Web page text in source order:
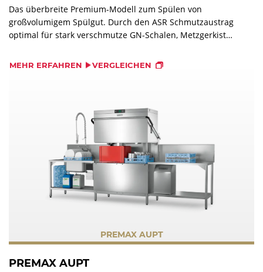
Das überbreite Premium-Modell zum Spülen von
großvolumigem Spülgut. Durch den ASR Schmutzaustrag
optimal für stark verschmutze GN-Schalen, Metzgerkisten
geeignet.
MEHR ERFAHREN VERGLEICHEN
PREMAX AUPT
PREMAX AUPT